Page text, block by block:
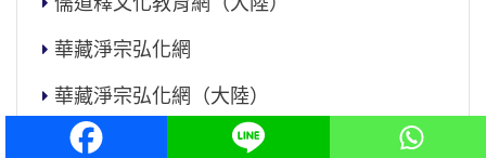
華藏淨宗弘化網
華藏淨宗弘化網（大陸）
台北靈巖山寺雙溪小築